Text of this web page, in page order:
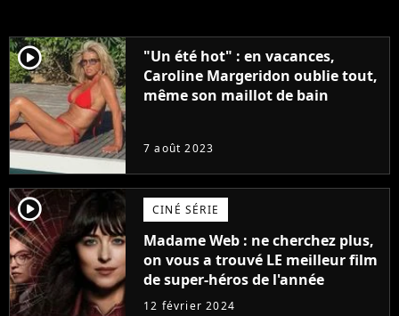
player2
"Un été hot" : en vacances,
Caroline Margeridon oublie tout,
même son maillot de bain
7 août 2023
player2 CINÉ SÉRIE
Madame Web : ne cherchez plus,
on vous a trouvé LE meilleur film
de super-héros de l'année
12 février 2024